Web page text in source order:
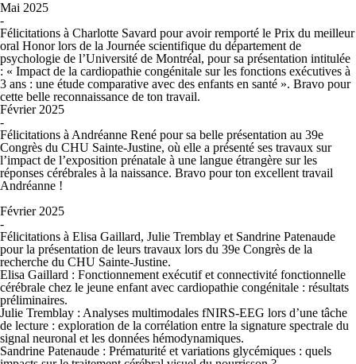
Mai 2025
-
Félicitations à Charlotte Savard pour avoir remporté le Prix du meilleur
oral Honor lors de la Journée scientifique du département de
psychologie de l’Université de Montréal, pour sa présentation intitulée
: « Impact de la cardiopathie congénitale sur les fonctions exécutives à
3 ans : une étude comparative avec des enfants en santé ». Bravo pour
cette belle reconnaissance de ton travail.
Février 2025
-
Félicitations à Andréanne René pour sa belle présentation au 39e
Congrès du CHU Sainte-Justine, où elle a présenté ses travaux sur
l’impact de l’exposition prénatale à une langue étrangère sur les
réponses cérébrales à la naissance. Bravo pour ton excellent travail
Andréanne !
Février 2025
-
Félicitations à Elisa Gaillard, Julie Tremblay et Sandrine Patenaude
pour la présentation de leurs travaux lors du 39e Congrès de la
recherche du CHU Sainte-Justine.
Elisa Gaillard : Fonctionnement exécutif et connectivité fonctionnelle
cérébrale chez le jeune enfant avec cardiopathie congénitale : résultats
préliminaires.
Julie Tremblay : Analyses multimodales fNIRS-EEG lors d’une tâche
de lecture : exploration de la corrélation entre la signature spectrale du
signal neuronal et les données hémodynamiques.
Sandrine Patenaude : Prématurité et variations glycémiques : quels